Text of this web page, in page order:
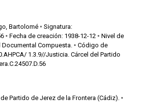
Bartolomé ◦ Signatura:
◦ Fecha de creación: 1938-12-12 ◦ Nivel de
Compuesta. ◦ Código de
1.3.9//Justicia. Cárcel del Partido
Partido de Jerez de la Frontera (Cádiz). ◦